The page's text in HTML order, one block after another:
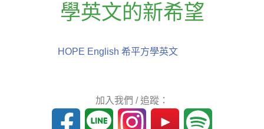
學英文的新希望
HOPE English 希平方學英文
加入我們 / 追蹤：